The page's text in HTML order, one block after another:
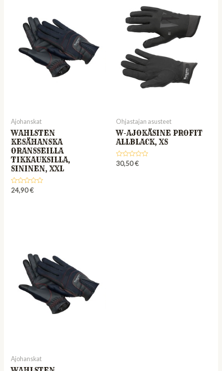
Ajohanskat
WAHLSTEN
KESÄHANSKA
ORANSSEILLA
TIKKAUKSILLA,
SININEN, XXL
Rated
24,90€
Ohjastajan asusteet
W-AJOKÄSINE PROFIT
ALLBLACK, XS
Rated
30,50€
Ajohanskat